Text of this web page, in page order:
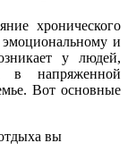
хронического
эмоциональному и
у людей,
в напряженной
Вот основные
вы